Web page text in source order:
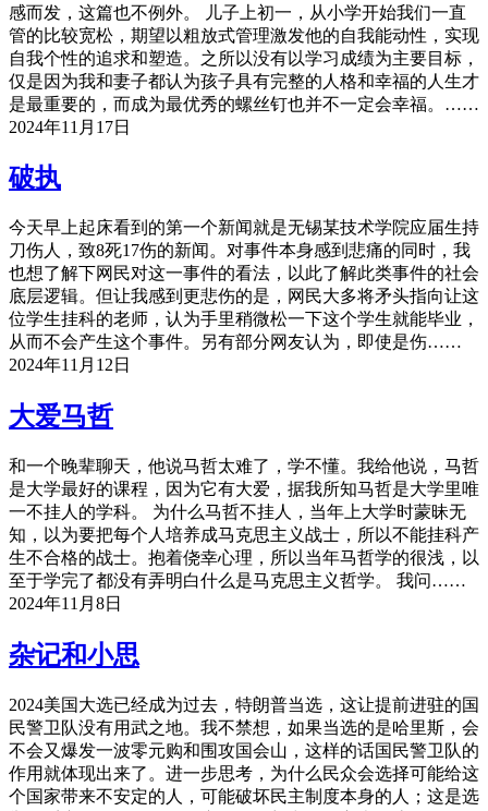
感而发，这篇也不例外。 儿子上初一，从小学开始我们一直
管的比较宽松，期望以粗放式管理激发他的自我能动性，实现
自我个性的追求和塑造。之所以没有以学习成绩为主要目标，
仅是因为我和妻子都认为孩子具有完整的人格和幸福的人生才
是最重要的，而成为最优秀的螺丝钉也并不一定会幸福。……
2024年11月17日
破执
今天早上起床看到的第一个新闻就是无锡某技术学院应届生持
刀伤人，致8死17伤的新闻。对事件本身感到悲痛的同时，我
也想了解下网民对这一事件的看法，以此了解此类事件的社会
底层逻辑。但让我感到更悲伤的是，网民大多将矛头指向让这
位学生挂科的老师，认为手里稍微松一下这个学生就能毕业，
从而不会产生这个事件。另有部分网友认为，即使是伤……
2024年11月12日
大爱马哲
和一个晚辈聊天，他说马哲太难了，学不懂。我给他说，马哲
是大学最好的课程，因为它有大爱，据我所知马哲是大学里唯
一不挂人的学科。 为什么马哲不挂人，当年上大学时蒙昧无
知，以为要把每个人培养成马克思主义战士，所以不能挂科产
生不合格的战士。抱着侥幸心理，所以当年马哲学的很浅，以
至于学完了都没有弄明白什么是马克思主义哲学。 我问……
2024年11月8日
杂记和小思
2024美国大选已经成为过去，特朗普当选，这让提前进驻的国
民警卫队没有用武之地。我不禁想，如果当选的是哈里斯，会
不会又爆发一波零元购和围攻国会山，这样的话国民警卫队的
作用就体现出来了。进一步思考，为什么民众会选择可能给这
个国家带来不安定的人，可能破坏民主制度本身的人；这是选